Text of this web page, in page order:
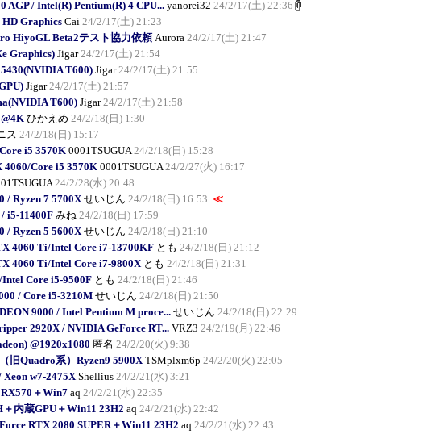
AGP / Intel(R) Pentium(R) 4 CPU... yanorei32 24/2/17(土) 22:36
Graphics Cai 24/2/17(土) 21:23
HiyoGL Beta2テスト協力依頼 Aurora 24/2/17(土) 21:47
Graphics) Jigar 24/2/17(土) 21:54
T600) Jigar 24/2/17(土) 21:55
Jigar 24/2/17(土) 21:57
T600)Jigar 24/2/17(土) 21:58
ひかえめ 24/2/18(日) 1:30
ス 24/2/18(日) 15:17
i5 3570K 0001TSUGUA 24/2/18(日) 15:28
4060/Core i5 3570K0001TSUGUA 24/2/27(火) 16:17
24/2/28(水) 20:48
/ Ryzen 7 5700X せいじん 24/2/18(日) 16:53 ≪
i5-11400F みね 24/2/18(日) 17:59
/ Ryzen 5 5600X せいじん 24/2/18(日) 21:10
4060 Ti/Intel Core i7-13700KF とも 24/2/18(日) 21:12
4060 Ti/Intel Core i7-9800X とも 24/2/18(日) 21:31
Core i5-9500F とも 24/2/18(日) 21:46
/ Core i5-3210Mせいじん 24/2/18(日) 21:50
9000 / Intel Pentium M proce... せいじん 24/2/18(日) 22:29
2920X / NVIDIA GeForce RT... VRZ3 24/2/19(月) 22:46
@1920x1080 匿名 24/2/20(火) 9:38
旧Quadro系）Ryzen9 5900X TSMplxm6p 24/2/20(火) 22:05
Xeon w7-2475XShellius 24/2/21(水) 3:21
＋Win7aq 24/2/21(水) 22:35
内蔵GPU＋Win11 23H2 aq 24/2/21(水) 22:42
RTX 2080 SUPER＋Win11 23H2 aq 24/2/21(水) 22:43